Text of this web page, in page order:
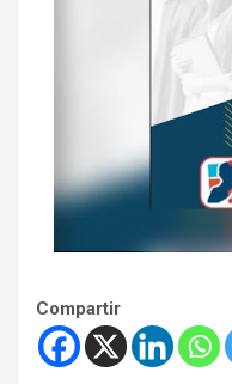
Compartir